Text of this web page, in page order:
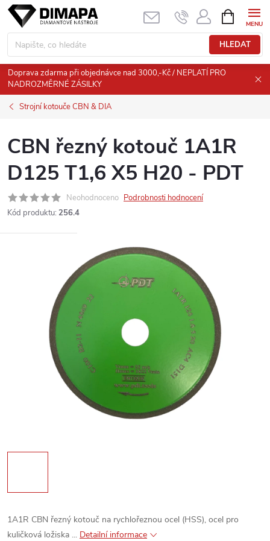
Přejít
obsah
HLEDAT
NÁKUPNÍ
KOŠÍK
Doprava zdarma při objednávce nad 3000,-Kč / NEPLATÍ PRO
NADROZMĚRNÉ ZÁSILKY
Strojní kotouče CBN & DIA
CBN řezný kotouč 1A1R
D125 T1,6 X5 H20 - PDT
Neohodnoceno Podrobnosti hodnocení
Kód produktu: 256.4
1A1R CBN řezný kotouč na rychlořeznou ocel (HSS), ocel pro
kuličková ložiska ... Detailní informace